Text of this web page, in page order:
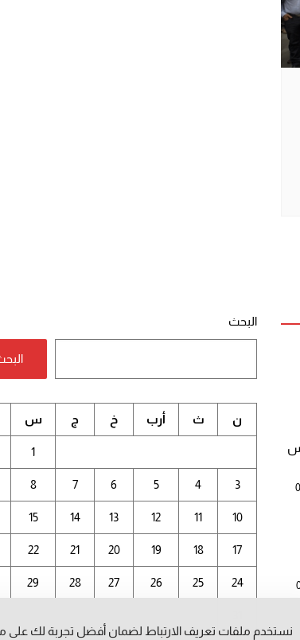
البحث
ن ث أرب خ ج س
1
3
4
5
6
7
8
10
11
12
13
14
15
17
18
19
20
21
22
24
25
26
27
28
29
نستخدم ملفات تعريف الارتباط لضمان أفضل تجربة لك على